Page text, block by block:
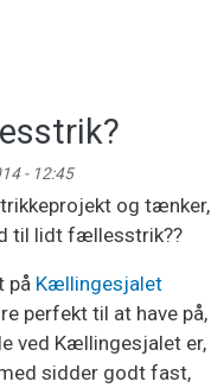
- 12:45
og tænker,
til lidt fællesstrik??
på Kællingesjalet
perfekt til at have på,
ved Kællingesjalet er,
sidder godt fast,